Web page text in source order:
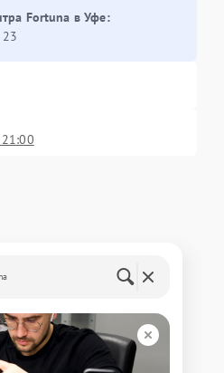
Fortuna в Уфе:
23